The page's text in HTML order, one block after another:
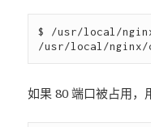
$ /usr/local/
如果 80 端口被占用